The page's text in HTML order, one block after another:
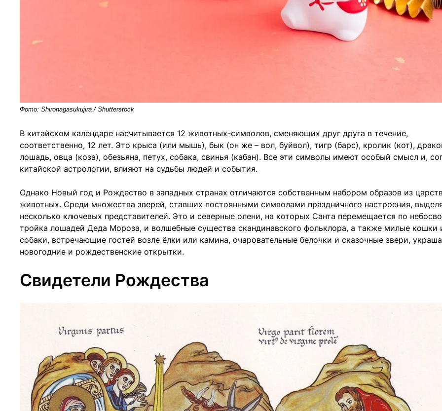
Фото: Shironagasukujira / Shutterstock
В китайском календаре насчитывается 12 животных-символов, сменяющих друг друга в течение,
соответственно, 12 лет. Это крыса (или мышь), бык (он же – вол, буйвол), тигр (барс), кролик (кот),
лошадь, овца (коза), обезьяна, петух, собака, свинья (кабан). Все эти символы имеют особый смысл и,
китайской астрологии, влияют на судьбы людей и события.
Однако Новый год и Рождество в западных странах отличаются собственным набором образов из
животных. Среди множества зверей, ставших постоянными символами праздничного настроения,
несколько ключевых представителей. Это и северные олени, на которых Санта перемещается по
тройка лошадей Деда Мороза, и волшебные существа скандинавского фольклора, а также милые кошки
собаки, встречающие гостей возле ёлки или камина, очаровательные белочки и сказочные звери,
новогодние и рождественские открытки.
Свидетели Рождества